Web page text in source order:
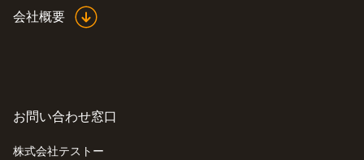
会社概要
お問い合わせ窓口
株式会社テストー